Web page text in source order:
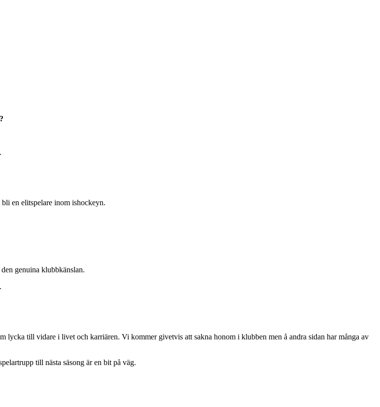
en elitspelare inom ishockeyn.
genuina klubbkänslan.
lycka till vidare i livet och karriären. Vi kommer givetvis att sakna honom i klubben men å andra sidan har många av
till nästa säsong är en bit på väg.